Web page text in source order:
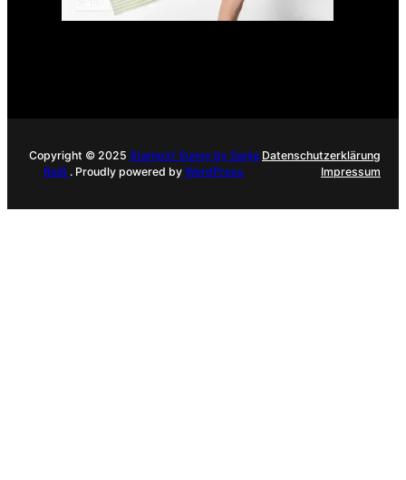
Copyright © 2025 Stampin‘ Sunny by Sanja
Reiß . Proudly powered by WordPress
Datenschutzerklärung
Impressum